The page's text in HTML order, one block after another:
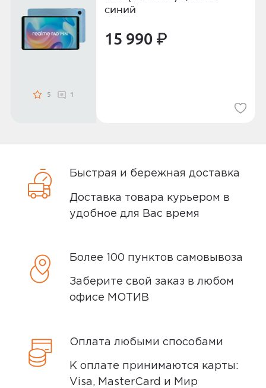
5 1
синий
15 990 ₽
Быстрая и бережная доставка
Доставка товара курьером в
удобное для Вас время
Более 100 пунктов самовывоза
Заберите свой заказ в любом
офисе МОТИВ
Оплата любыми способами
К оплате принимаются карты:
Visa, MasterCard и Мир